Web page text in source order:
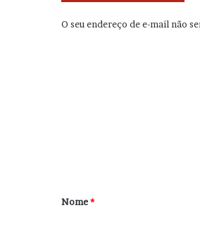
O seu endereço de e-mail não
r
Nome*